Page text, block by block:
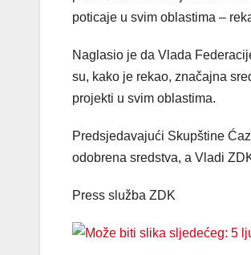
poticaje u svim oblastima –
Naglasio je da Vlada
su, kako je rekao, značajna
projekti u svim oblastima.
Predsjedavajući Skupštine
odobrena sredstva, a Vladi
Press služba ZDK